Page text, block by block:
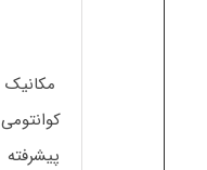
مکانیک
کوانتومی
پیشرفته